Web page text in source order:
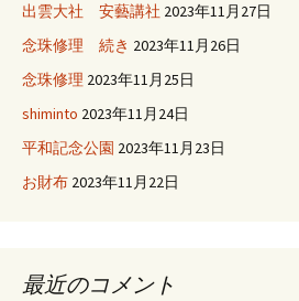
出雲大社 安藝講社 2023年11月27日
念珠修理 続き 2023年11月26日
念珠修理 2023年11月25日
shiminto 2023年11月24日
平和記念公園 2023年11月23日
お財布 2023年11月22日
最近のコメント